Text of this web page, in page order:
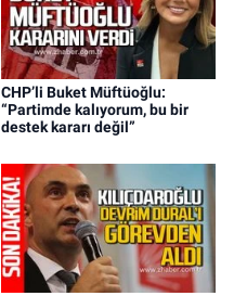
CHP’li Buket Müftüoğlu:
“Partimde kalıyorum, bu bir
destek kararı değil”